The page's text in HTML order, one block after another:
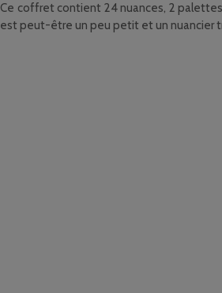
Ce coffret contient 24 nuances, 2
est peut-être un peu petit et un nuancier